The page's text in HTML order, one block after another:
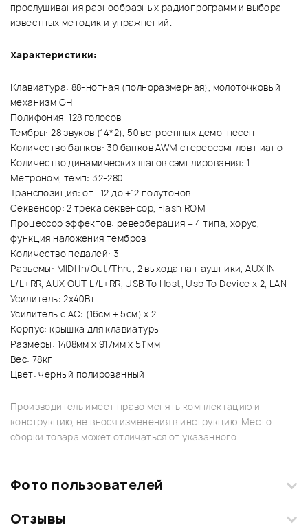
прослушивания разнообразных радиопрограмм и выбора
известных методик и упражнений.
Характеристики:
Клавиатура: 88-нотная (полноразмерная), молоточковый
механизм GH
Полифония: 128 голосов
Тембры: 28 звуков (14*2), 50 встроенных демо-песен
Количество банков: 30 банков AWM стереосэмплов пиано
Количество динамических шагов сэмплирования: 1
Метроном, темп: 32-280
Транспозиция: от –12 до +12 полутонов
Секвенсор: 2 трека секвенсор, Flash ROM
Процессор эффектов: реверберация – 4 типа, хорус,
функция наложения тембров
Количество педалей: 3
Разъемы: MIDI In/Out/Thru, 2 выхода на наушники, AUX IN
L/L+RR, AUX OUT L/L+RR, USB To Host, Usb To Device х 2, LAN
Усилитель: 2х40Вт
Усилитель с АС: (16см + 5см) х 2
Корпус: крышка для клавиатуры
Размеры: 1408мм х 917мм х 511мм
Вес: 78кг
Цвет: черный полированный
Производитель имеет право менять комплектацию и
конструкцию, не внося изменения в инструкцию. Место
сборки товара может отличаться от указанного.
Фото пользователей
Загрузите свои фотографии купленного товара и получите
Отзывы